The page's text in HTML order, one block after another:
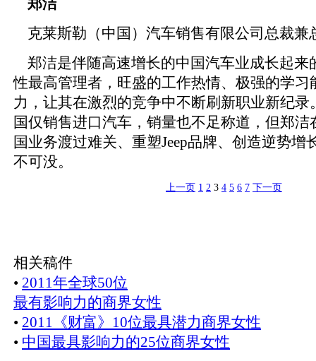
郑洁
克莱斯勒（中国）汽车销售有限公司总裁兼
郑洁是伴随高速增长的中国汽车业成长起来
性最高管理者，旺盛的工作热情、极强的学习
力，让其在激烈的竞争中不断刷新职业新纪录
国仅销售进口汽车，销量也不足称道，但郑洁
国业务渡过难关、重塑Jeep品牌、创造逆势增
不可没。
上一页 1 2 3 4 5 6 7 下一页
相关稿件
• 2011年全球50位
最有影响力的商界女性
• 2011《财富》10位最具潜力商界女性
• 中国最具影响力的25位商界女性